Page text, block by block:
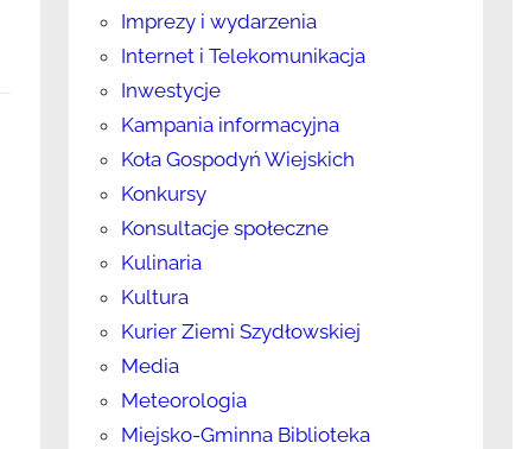
Imprezy i wydarzenia
Internet i Telekomunikacja
Inwestycje
Kampania informacyjna
Koła Gospodyń Wiejskich
Konkursy
Konsultacje społeczne
Kulinaria
Kultura
Kurier Ziemi Szydłowskiej
Media
Meteorologia
Miejsko-Gminna Biblioteka